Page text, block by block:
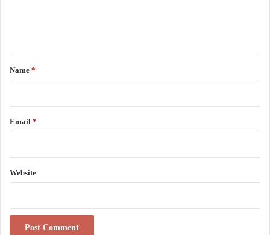
*
Name *
Email *
Website